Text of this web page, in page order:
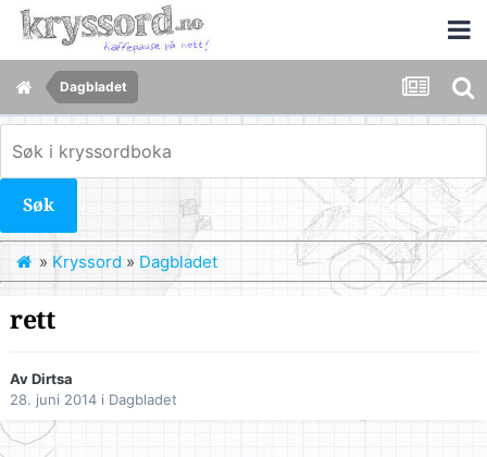
Dagbladet
Søk
» Kryssord » Dagbladet
rett
AvDirtsa
28. juni 2014 i Dagbladet